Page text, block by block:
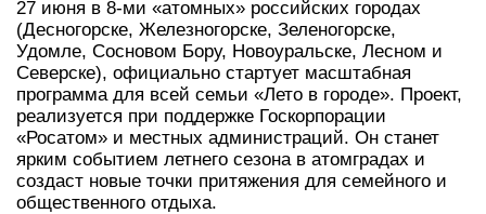
27 июня в 8-ми «атомных» российских городах
(Десногорске, Железногорске, Зеленогорске,
Удомле, Сосновом Бору, Новоуральске, Лесном и
Северске), официально стартует масштабная
программа для всей семьи «Лето в городе». Проект,
реализуется при поддержке Госкорпорации
«Росатом» и местных администраций. Он станет
ярким событием летнего сезона в атомградах и
создаст новые точки притяжения для семейного и
общественного отдыха.